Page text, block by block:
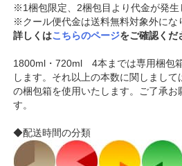
※1梱包限定、2梱包目より代金が発生
※クール便代金は送料無料対象外にな
詳しくはこちらのページをご確認くだ
1800ml・720ml 4本までは専用梱包
します。それ以上の本数に関しまして
の梱包箱を使用いたします。ご了承お
す。
◆配送時間の分類